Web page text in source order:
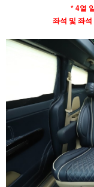
* 4열
좌석 및 좌